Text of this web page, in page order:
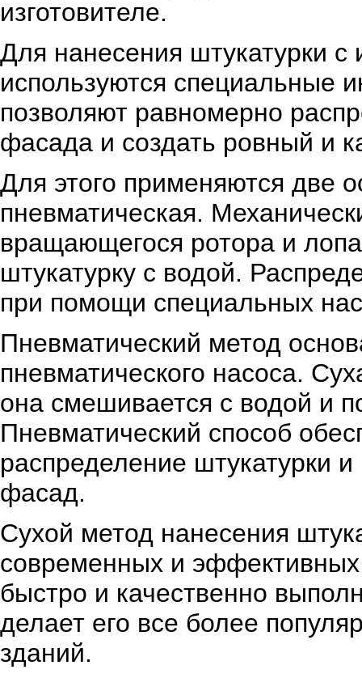
изготовителе.
Для нанесения штукатурки с
используются специальные
позволяют равномерно
фасада и создать ровный и
Для этого применяются две
пневматическая.
вращающегося ротора и
штукатурку с водой.
при помощи специальных
Пневматический метод
пневматического насоса.
она смешивается с водой и
Пневматический способ
распределение штукатурки
фасад.
Сухой метод нанесения
современных и эффективных
быстро и качественно
делает его все более
зданий.